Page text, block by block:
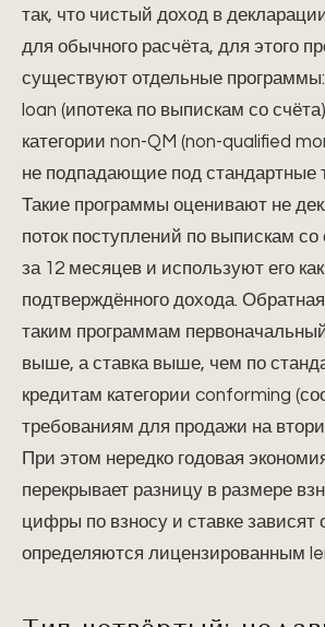
так, что чистый доход в
для обычного расчёта, для этого
существуют отдельные
loan (ипотека по выпискам со
категории non-QM (non-qualified
не подпадающие под стандартные
Такие программы оценивают не
поток поступлений по выпискам
за 12 месяцев и используют его
подтверждённого дохода.
таким программам
выше, а ставка выше, чем по
кредитам категории conforming
требованиям для продажи на
При этом нередко годовая
перекрывает разницу в размере
цифры по взносу и ставке зависят
определяются лицензированным